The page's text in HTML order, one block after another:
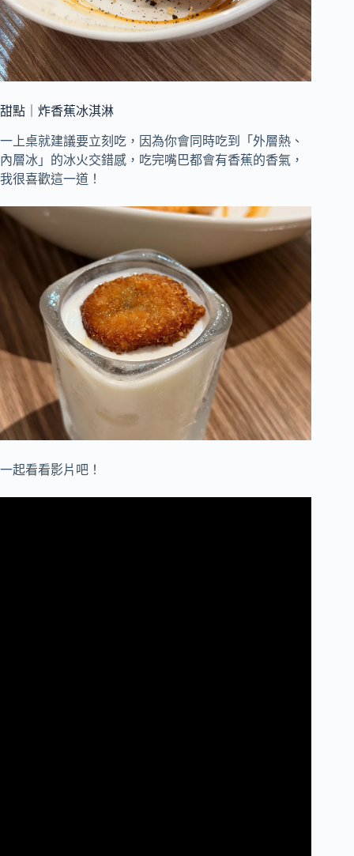
甜點｜炸香蕉冰淇淋
一上桌就建議要立刻吃，因為你會同時吃到「外層熱、
內層冰」的冰火交錯感，吃完嘴巴都會有香蕉的香氣，
我很喜歡這一道！
一起看看影片吧！